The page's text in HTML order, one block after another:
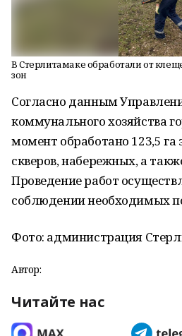
В Стерлитамаке обработали от
зон
Согласно данным
коммунального хозяйства
момент обработано 123,5 га
скверов, набережных, а
Проведение работ
соблюдении необходимых
Фото: администрация
Автор:
Читайте нас